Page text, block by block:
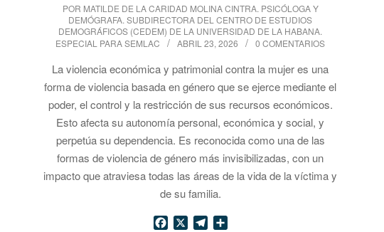
2026-POR MATILDE DE LA CARIDAD MOLINA CINTRA. PSICÓLOGA Y
DEMÓGRAFA. SUBDIRECTORA DEL CENTRO DE ESTUDIOS
DEMOGRÁFICOS (CEDEM) DE LA UNIVERSIDAD DE LA HABANA.
ESPECIAL PARA SEMLAC
ABRIL 23, 2026 0 COMENTARIOS
La violencia económica y patrimonial contra la mujer es una
forma de violencia basada en género que se ejerce mediante el
poder, el control y la restricción de sus recursos económicos.
Esto afecta su autonomía personal, económica y social, y
perpetúa su dependencia. Es reconocida como una de las
formas de violencia de género más invisibilizadas, con un
impacto que atraviesa todas las áreas de la vida de la víctima y
de su familia.
Facebook
X TelegramCompartir